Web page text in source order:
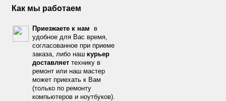
Как мы работаем
Приезжаете к нам
в
удобное для Вас время,
согласованное при приеме
заказа, либо наш курьер
доставляет технику в
ремонт или наш мастер
может приехать к Вам
(только по ремонту
компьютеров и ноутбуков).